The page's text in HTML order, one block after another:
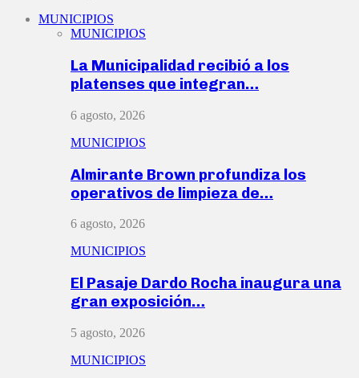
MUNICIPIOS
MUNICIPIOS
La Municipalidad recibió a los
platenses que integran…
6 agosto, 2026
MUNICIPIOS
Almirante Brown profundiza los
operativos de limpieza de…
6 agosto, 2026
MUNICIPIOS
El Pasaje Dardo Rocha inaugura una
gran exposición…
5 agosto, 2026
MUNICIPIOS